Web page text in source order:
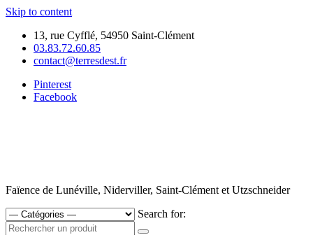
Skip to content
13, rue Cyfflé, 54950 Saint-Clément
03.83.72.60.85
contact@terresdest.fr
Pinterest
Facebook
Faïence de Lunéville, Niderviller, Saint-Clément et Utzschneider
Search for: